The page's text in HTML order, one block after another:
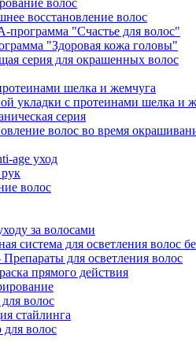
волос
восстановление волос
программа "Счастье для волос"
"Здоровая кожа головы"
серия для окрашенных волос
шелка и жемчуга
укладки с протеинами шелка и
серия
волос во время
age уход
волос
за волосами
система для осветления волос
для осветления волос
прямого действия
волос
стайлинга
для волос